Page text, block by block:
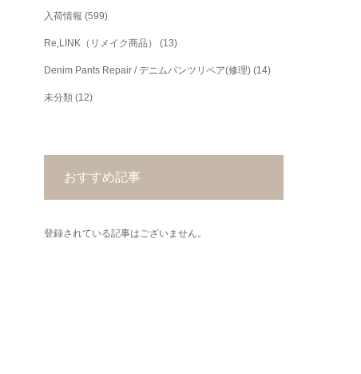
入荷情報 (599)
Re,LINK（リメイク商品） (13)
Denim Pants Repair / デニムパンツリペア(修理) (14)
未分類 (12)
おすすめ記事
登録されている記事はございません。